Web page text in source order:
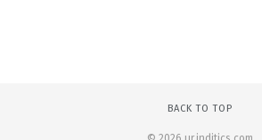
BACK TO TOP